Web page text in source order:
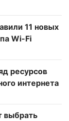
11 новых
Wi-Fi
ресурсов
интернета
выбрать